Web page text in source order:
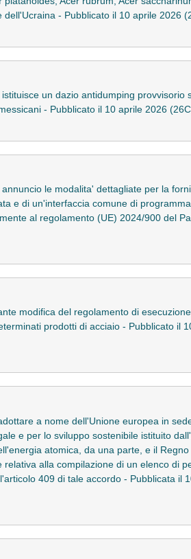
- Pubblicato il 10 aprile 2026
un dazio antidumping provvisorio
- Pubblicato il 10 aprile 2026
le modalita' dettagliate per la
e di un'interfaccia comune di
al regolamento (UE) 2024/900 del
modifica del regolamento di
prodotti di acciaio - Pubblicato il
a nome dell'Unione europea in
e per lo sviluppo sostenibile istituito
atomica, da una parte, e il
alla compilazione di un elenco di
409 di tale accordo - Pubblicata il